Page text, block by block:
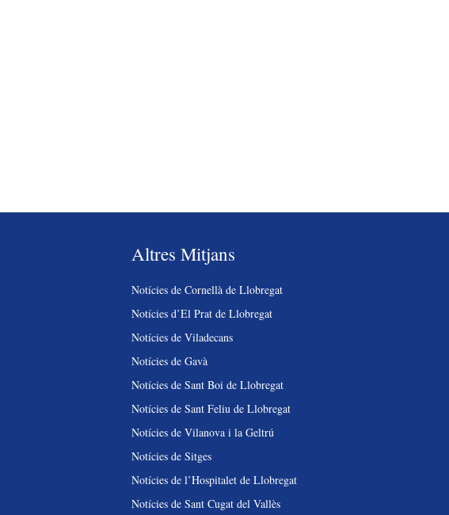
Altres Mitjans
Notícies de Cornellà de Llobregat
Notícies d’El Prat de Llobregat
Notícies de Viladecans
Notícies de Gavà
Notícies de Sant Boi de Llobregat
Notícies de Sant Feliu de Llobregat
Notícies de Vilanova i la Geltrú
Notícies de Sitges
Notícies de l’Hospitalet de Llobregat
Notícies de Sant Cugat del Vallès